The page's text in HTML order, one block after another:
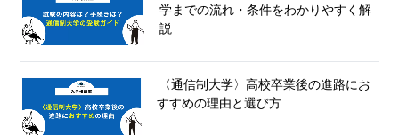
学までの流れ・条件をわかりやすく解
説
〈通信制大学〉高校卒業後の進路にお
すすめの理由と選び方